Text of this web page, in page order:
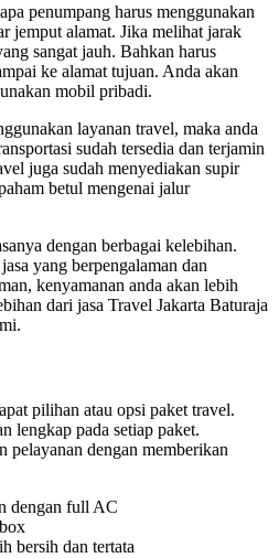
penumpang harus menggunakan
jemput alamat. Jika melihat jarak
sangat jauh. Bahkan harus
ke alamat tujuan. Anda akan
mobil pribadi.
layanan travel, maka anda
sudah tersedia dan terjamin
juga sudah menyediakan supir
betul mengenai jalur
dengan berbagai kelebihan.
yang berpengalaman dan
kenyamanan anda akan lebih
dari jasa Travel Jakarta Baturaja
pilihan atau opsi paket travel.
lengkap pada setiap paket.
pelayanan dengan memberikan
dengan full AC
bersih dan tertata